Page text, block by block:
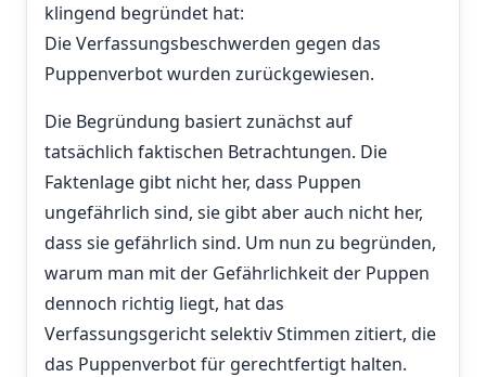
klingend begründet hat:
Die Verfassungsbeschwerden gegen das
Puppenverbot wurden zurückgewiesen.
Die Begründung basiert zunächst auf
tatsächlich faktischen Betrachtungen. Die
Faktenlage gibt nicht her, dass Puppen
ungefährlich sind, sie gibt aber auch nicht her,
dass sie gefährlich sind. Um nun zu begründen,
warum man mit der Gefährlichkeit der Puppen
dennoch richtig liegt, hat das
Verfassungsgericht selektiv Stimmen zitiert, die
das Puppenverbot für gerechtfertigt halten.